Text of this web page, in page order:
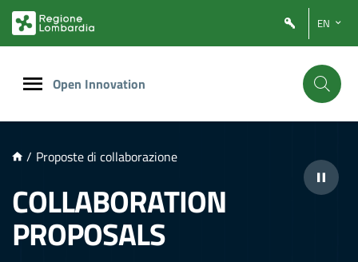
PRINCIPALE
EN
Open Innovation
/ Proposte di collaborazione
COLLABORATION
PROPOSALS